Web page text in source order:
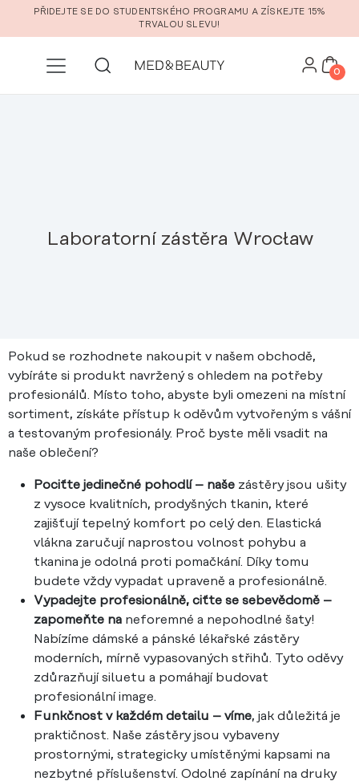
Přeskočit na hlavní obsah
PŘIDEJTE SE DO STUDENTSKÉHO PROGRAMU A ZÍSKEJTE 15%
TRVALOU SLEVU!
0
Laboratorní zástěra Wrocław
Pokud se rozhodnete nakoupit v našem obchodě,
vybíráte si produkt navržený s ohledem na potřeby
profesionálů. Místo toho, abyste byli omezeni na místní
sortiment, získáte přístup k oděvům vytvořeným s vášní
a testovaným profesionály. Proč byste měli vsadit na
naše oblečení?
Pociťte jedinečné pohodlí – naše zástěry jsou ušity
z vysoce kvalitních, prodyšných tkanin, které
zajišťují tepelný komfort po celý den. Elastická
vlákna zaručují naprostou volnost pohybu a
tkanina je odolná proti pomačkání. Díky tomu
budete vždy vypadat upraveně a profesionálně.
Vypadejte profesionálně, ciťte se sebevědomě –
zapomeňte na neforemné a nepohodlné šaty!
Nabízíme dámské a pánské lékařské zástěry
moderních, mírně vypasovaných střihů. Tyto oděvy
zdůrazňují siluetu a pomáhají budovat
profesionální image.
Funkčnost v každém detailu – víme, jak důležitá je
praktičnost. Naše zástěry jsou vybaveny
prostornými, strategicky umístěnými kapsami na
nezbytné příslušenství. Odolné zapínání na druky